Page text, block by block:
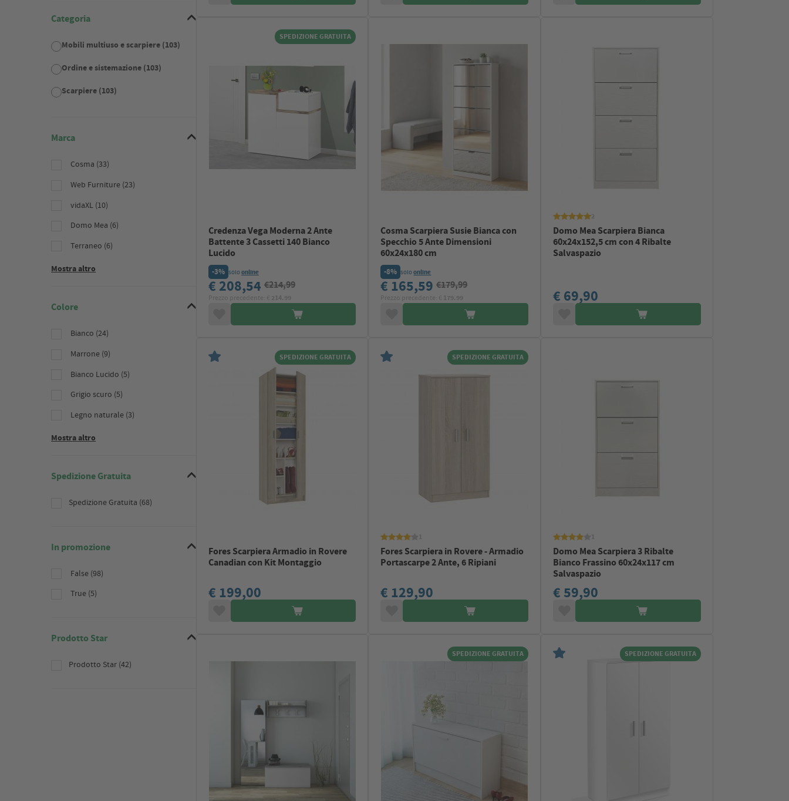
Categoria
Mobili multiuso e scarpiere (103)
Ordine e sistemazione (103)
Scarpiere (103)
Marca
Cosma (33)
Web Furniture (23)
vidaXL (10)
Domo Mea (6)
Terraneo (6)
Mostra altro
Colore
Bianco (24)
Marrone (9)
Bianco Lucido (5)
Grigio scuro (5)
Legno naturale (3)
Mostra altro
Spedizione Gratuita
Spedizione Gratuita (68)
In promozione
False (98)
True (5)
Prodotto Star
Prodotto Star (42)
SPEDIZIONE GRATUITA
Credenza Vega Moderna 2 Ante
Battente 3 Cassetti 140 Bianco
Lucido
-3% soloonline
€ 208,54 €214,99
Cosma Scarpiera Susie Bianca con
Specchio 5 Ante Dimensioni
60x24x180 cm
-8% soloonline
€ 165,59€179,99
Domo Mea Scarpiera Bianca
60x24x152,5 cm con 4 Ribalte
Salvaspazio
€ 69,90
SPEDIZIONE GRATUITA
Fores Scarpiera Armadio in Rovere
Canadian con Kit Montaggio
€ 199,00
SPEDIZIONE GRATUITA
Fores Scarpiera in Rovere - Armadio
Portascarpe 2 Ante, 6 Ripiani
€ 129,90
Domo Mea Scarpiera 3 Ribalte
Bianco Frassino 60x24x117 cm
Salvaspazio
€ 59,90
SPEDIZIONE GRATUITA SPEDIZIONE GRATUITA